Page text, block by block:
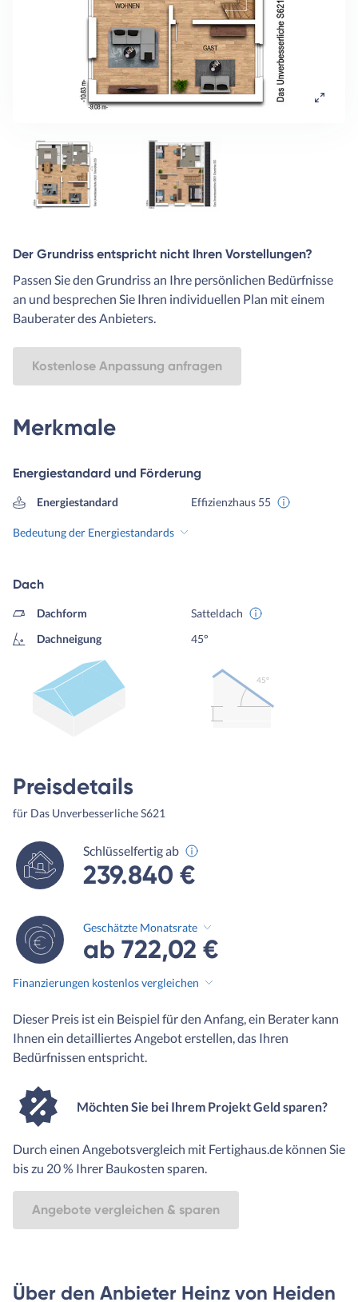
Der Grundriss entspricht nicht Ihren Vorstellungen?
Passen Sie den Grundriss an Ihre persönlichen Bedürfnisse
an und besprechen Sie Ihren individuellen Plan mit einem
Bauberater des Anbieters.
Kostenlose Anpassung anfragen
Merkmale
Energiestandard und Förderung
Energiestandard Effizienzhaus 55
Bedeutung der Energiestandards
Dach
Dachform
Satteldach
Dachneigung
45°
45º
Preisdetails
für Das Unverbesserliche S621
Schlüsselfertig ab
239.840 €
Geschätzte Monatsrate
ab 722,02 €
Finanzierungen kostenlos vergleichen
Dieser Preis ist ein Beispiel für den Anfang, ein Berater kann
Ihnen ein detailliertes Angebot erstellen, das Ihren
Bedürfnissen entspricht.
Möchten Sie bei Ihrem Projekt Geld sparen?
Durch einen Angebotsvergleich mit Fertighaus.de können Sie
bis zu 20 % Ihrer Baukosten sparen.
Angebote vergleichen & sparen
Über den Anbieter Heinz von Heiden